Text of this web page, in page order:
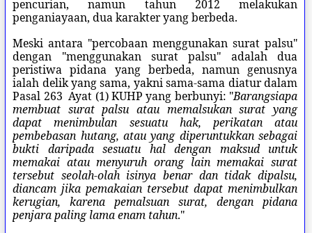
pencurian, namun tahun 2012 melakukan
penganiayaan, dua karakter yang berbeda.
Meski antara "percobaan menggunakan surat palsu"
dengan "menggunakan surat palsu" adalah dua
peristiwa pidana yang berbeda, namun genusnya
ialah delik yang sama, yakni sama-sama diatur dalam
Pasal 263 Ayat (1) KUHP yang berbunyi: "Barangsiapa
membuat surat palsu atau memalsukan surat yang
dapat menimbulan sesuatu hak, perikatan atau
pembebasan hutang, atau yang diperuntukkan sebagai
bukti daripada sesuatu hal dengan maksud untuk
memakai atau menyuruh orang lain memakai surat
tersebut seolah-olah isinya benar dan tidak dipalsu,
diancam jika pemakaian tersebut dapat menimbulkan
kerugian, karena pemalsuan surat, dengan pidana
penjara paling lama enam tahun."